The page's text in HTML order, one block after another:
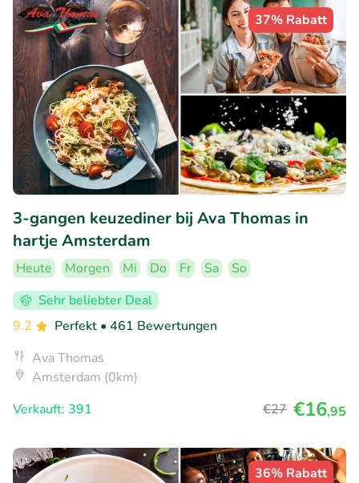
37% Rabatt
3-gangen keuzediner bij Ava Thomas in
hartje Amsterdam
Heute Morgen Mi Do Fr Sa
So
Sehr beliebter Deal
9.2
Perfekt • 461 Bewertungen
Ava Thomas
Amsterdam (0km)
Verkauft: 391
€27 €16,95
36% Rabatt